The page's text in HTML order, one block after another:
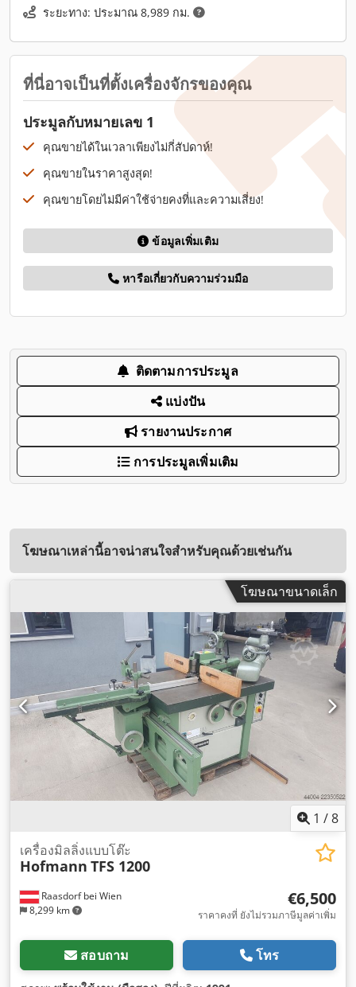
ระยะทาง: ประมาณ 8,989 กม.
ที่นี่อาจเป็นที่ตั้งเครื่องจักรของคุณ
ประมูลกับหมายเลข 1
คุณขายได้ในเวลาเพียงไม่กี่สัปดาห์!
คุณขายในราคาสูงสุด!
คุณขายโดยไม่มีค่าใช้จ่ายคงที่และความเสี่ยง!
ข้อมูลเพิ่มเติม
หารือเกี่ยวกับความร่วมมือ
ติดตามการประมูล
แบ่งปัน
รายงานประกาศ
การประมูลเพิ่มเติม
โฆษณาเหล่านี้อาจน่าสนใจสำหรับคุณด้วยเช่นกัน
โฆษณาขนาดเล็ก
1 /8
Raasdorf bei Wien
8,299 km
เครื่องมิลลิ่งแบบโต๊ะ
Hofmann TFS 1200
€6,500
ราคาคงที่ ยังไม่รวมภาษีมูลค่าเพิ่ม
สอบถาม โทร